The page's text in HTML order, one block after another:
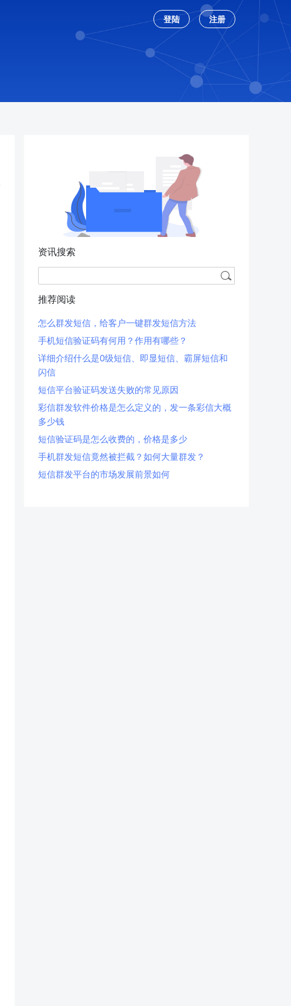
登陆 注册
资讯搜索
推荐阅读
怎么群发短信，给客户一键群发短信方法
手机短信验证码有何用？作用有哪些？
详细介绍什么是0级短信、即显短信、霸屏短信和
闪信
短信平台验证码发送失败的常见原因
彩信群发软件价格是怎么定义的，发一条彩信大概
多少钱
短信验证码是怎么收费的，价格是多少
手机群发短信竟然被拦截？如何大量群发？
短信群发平台的市场发展前景如何